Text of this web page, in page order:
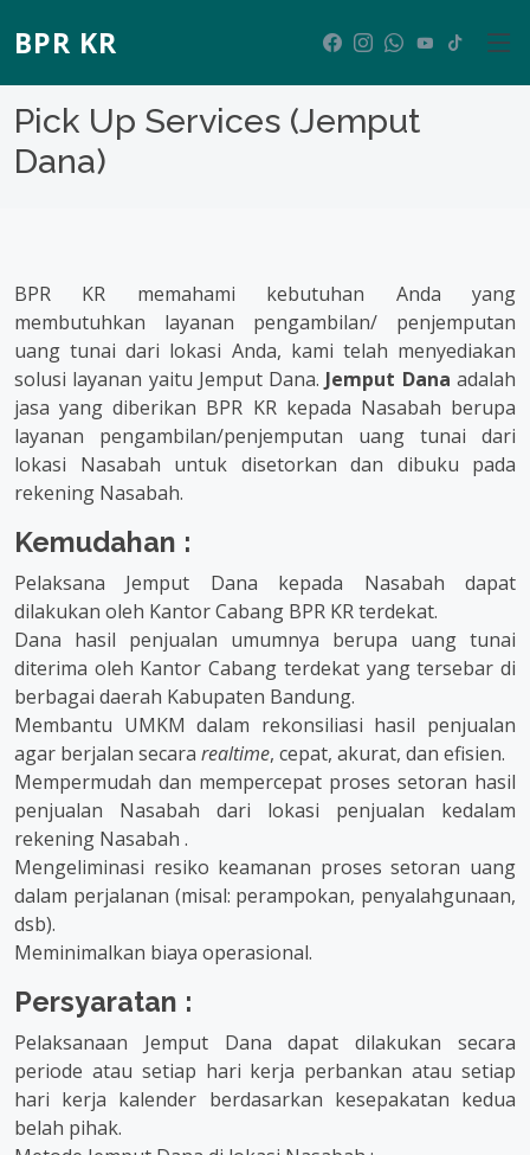
BPR KR
Pick Up Services (Jemput
Dana)
BPR KR memahami kebutuhan Anda yang
membutuhkan layanan pengambilan/ penjemputan
uang tunai dari lokasi Anda, kami telah menyediakan
solusi layanan yaitu Jemput Dana. Jemput Dana adalah
jasa yang diberikan BPR KR kepada Nasabah berupa
layanan pengambilan/penjemputan uang tunai dari
lokasi Nasabah untuk disetorkan dan dibuku pada
rekening Nasabah.
Kemudahan :
Pelaksana Jemput Dana kepada Nasabah dapat
dilakukan oleh Kantor Cabang BPR KR terdekat.
Dana hasil penjualan umumnya berupa uang tunai
diterima oleh Kantor Cabang terdekat yang tersebar di
berbagai daerah Kabupaten Bandung.
Membantu UMKM dalam rekonsiliasi hasil penjualan
agar berjalan secara realtime, cepat, akurat, dan efisien.
Mempermudah dan mempercepat proses setoran hasil
penjualan Nasabah dari lokasi penjualan kedalam
rekening Nasabah .
Mengeliminasi resiko keamanan proses setoran uang
dalam perjalanan (misal: perampokan, penyalahgunaan,
dsb).
Meminimalkan biaya operasional.
Persyaratan :
Pelaksanaan Jemput Dana dapat dilakukan secara
periode atau setiap hari kerja perbankan atau setiap
hari kerja kalender berdasarkan kesepakatan kedua
belah pihak.